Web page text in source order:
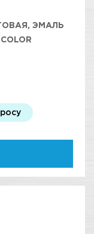
ЭМАЛЬ